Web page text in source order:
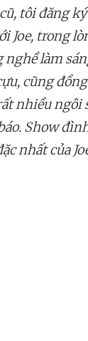
tôi đăng
Joe, trong
làm
cũng
nhiều ngôi
Show
nhất của